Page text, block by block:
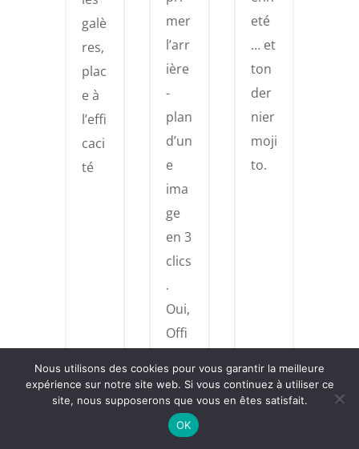
galè
res,
plac
e à
l’effi
caci
té
mer
l’arr
ière
-
plan
d’un
e
ima
ge
en 3
clics
.
Oui,
Offi
eté
… et
ton
der
nier
moji
to.
Nous utilisons des cookies pour vous garantir la meilleure
expérience sur notre site web. Si vous continuez à utiliser ce
site, nous supposerons que vous en êtes satisfait.
OK